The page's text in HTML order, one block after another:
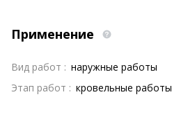
Применение
Вид работ : наружные работы
Этап работ : кровельные работы